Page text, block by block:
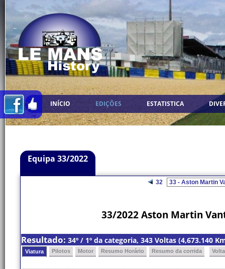
INÍCIO EDIÇÕES ESTATISTICA
Equipa 33/2022
32
33/2022 Aston Martin
Resultado: 34º / 1º da categoria, 343 Voltas (4,673.140
Viatura Pilotos Motor Resumo Horário Resumo da corrida